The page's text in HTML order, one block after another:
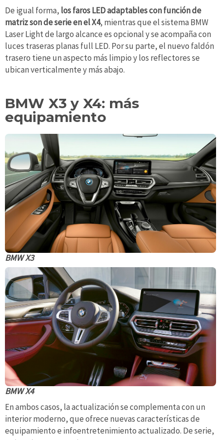
De igual forma, los faros LED adaptables con función de
matriz son de serie en el X4, mientras que el sistema BMW
Laser Light de largo alcance es opcional y se acompaña con
luces traseras planas full LED. Por su parte, el nuevo faldón
trasero tiene un aspecto más limpio y los reflectores se
ubican verticalmente y más abajo.
BMW X3 y X4: más
equipamiento
BMW X3
BMW X4
En ambos casos, la actualización se complementa con un
interior moderno, que ofrece nuevas características de
equipamiento e infoentretenimiento actualizado. De serie,